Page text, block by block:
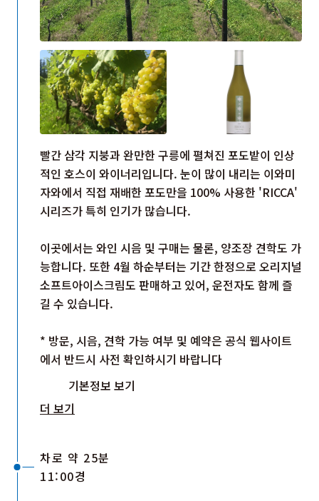
빨간 삼각 지붕과 완만한 구릉에 펼쳐진 포도밭이 인상
적인 호스이 와이너리입니다. 눈이 많이 내리는 이와미
자와에서 직접 재배한 포도만을 100% 사용한 'RICCA'
시리즈가 특히 인기가 많습니다.
이곳에서는 와인 시음 및 구매는 물론, 양조장 견학도 가
능합니다. 또한 4월 하순부터는 기간 한정으로 오리지널
소프트아이스크림도 판매하고 있어, 운전자도 함께 즐
길 수 있습니다.
* 방문, 시음, 견학 가능 여부 및 예약은 공식 웹사이트
에서 반드시 사전 확인하시기 바랍니다
기본정보 보기
더 보기
차로 약 25분
11:00경